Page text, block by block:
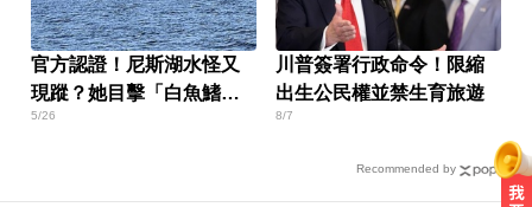
官方認證！尼斯湖水怪又
現蹤？她目擊「白魚鰭」
逆流北上
5/26
川普簽署行政命令！限縮
出生公民權並禁生育旅遊
8/7
Recommended by